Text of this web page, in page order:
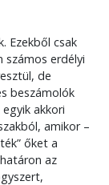
Ezekből csak
számos erdélyi
de
beszámolók
akkori
amikor –
őket a
az